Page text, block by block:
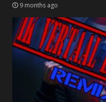
9 months ago